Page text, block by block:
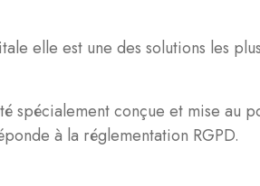
elle est une des solutions les
spécialement conçue et mise au
à la réglementation RGPD.